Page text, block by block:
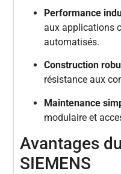
Performance
aux applications
automatisés.
Construction
résistance aux
Maintenance
modulaire et
Avantages
SIEMENS